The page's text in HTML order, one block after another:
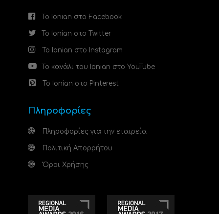
Το Ionian στο Facebook
Το Ionian στο Twitter
Το Ionian στο Instagram
Το κανάλι του Ionian στο YouTube
Το Ionian στο Pinterest
Πληροφορίες
Πληροφορίες για την εταιρεία
Πολιτική Απορρήτου
Όροι Χρήσης